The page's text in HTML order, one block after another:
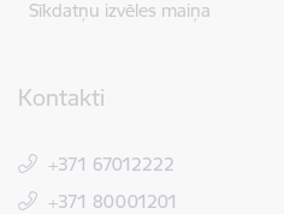
Sīkdatņu izvēles maiņa
Kontakti
+371 67012222
+371 80001201